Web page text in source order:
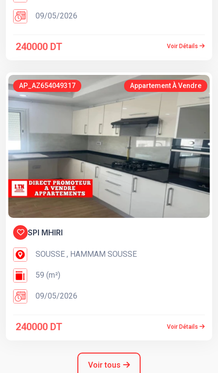
09/05/2026
240000 DT Voir Détails
AP_AZ654049317 Appartement À Vendre
SPI MHIRI
SOUSSE , HAMMAM SOUSSE
59 (m²)
09/05/2026
240000 DT Voir Détails
Voir tous